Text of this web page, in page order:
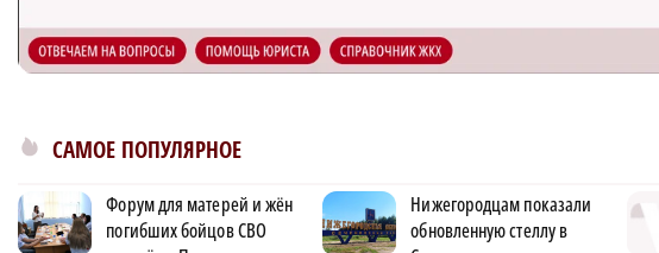
САМОЕ ПОПУЛЯРНОЕ
Форум для матерей и жён
погибших бойцов СВО
Нижегородцам показали
обновленную стеллу в